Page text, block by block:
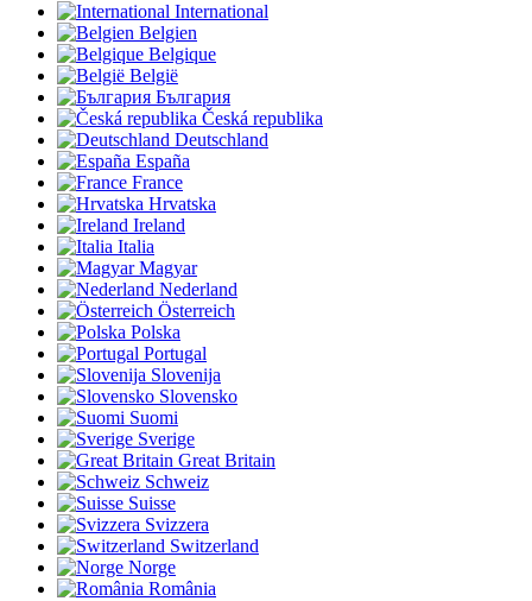
International
Belgien
Belgique
België
България
Česká republika
Deutschland
España
France
Hrvatska
Ireland
Italia
Magyar
Nederland
Österreich
Polska
Portugal
Slovenija
Slovensko
Suomi
Sverige
Great Britain
Schweiz
Suisse
Svizzera
Switzerland
Norge
România